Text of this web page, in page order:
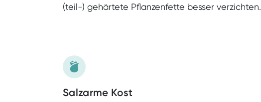
(teil-) gehärtete Pflanzenfette besser verzichten.
Salzarme Kost